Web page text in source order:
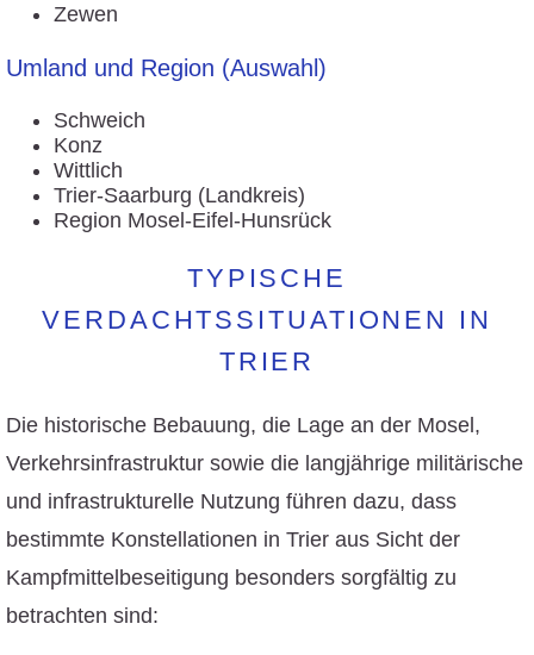
Zewen
Umland und Region (Auswahl)
Schweich
Konz
Wittlich
Trier-Saarburg (Landkreis)
Region Mosel-Eifel-Hunsrück
TYPISCHE
VERDACHTSSITUATIONEN IN
TRIER
Die historische Bebauung, die Lage an der Mosel,
Verkehrsinfrastruktur sowie die langjährige militärische
und infrastrukturelle Nutzung führen dazu, dass
bestimmte Konstellationen in Trier aus Sicht der
Kampfmittelbeseitigung besonders sorgfältig zu
betrachten sind: